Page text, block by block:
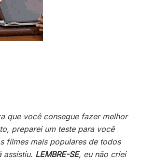
que você consegue fazer melhor
preparei um teste para você
filmes mais populares de todos
assistiu. LEMBRE-SE, eu não criei